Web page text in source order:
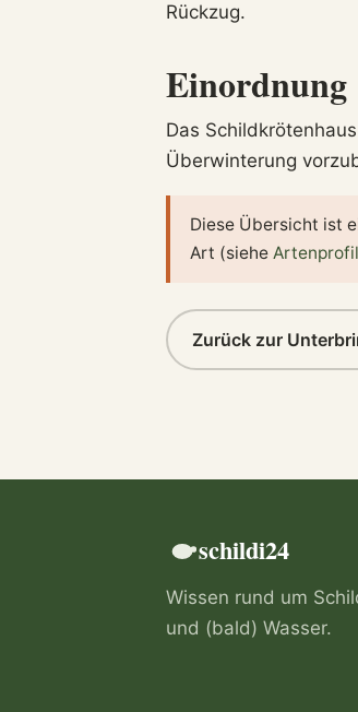
Rückzug.
Einordnung
Das
Überwinterung
Diese Übersicht ist
Art (siehe
Zurück zur
schildi24
Wissen rund um
und (bald) Wasser.